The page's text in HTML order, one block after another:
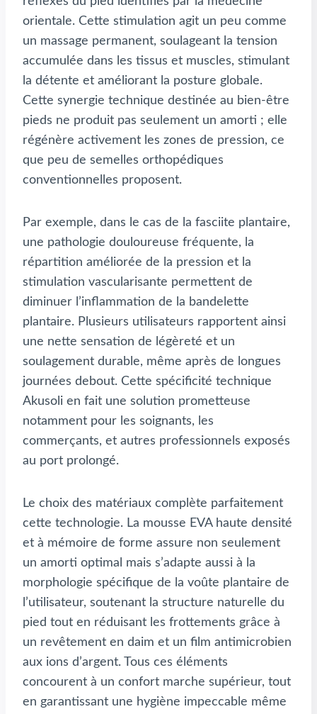
orientale. Cette stimulation agit un peu comme
un massage permanent, soulageant la tension
accumulée dans les tissus et muscles, stimulant
la détente et améliorant la posture globale.
Cette synergie technique destinée au bien-être
pieds ne produit pas seulement un amorti ; elle
régénère activement les zones de pression, ce
que peu de semelles orthopédiques
conventionnelles proposent.
Par exemple, dans le cas de la fasciite plantaire,
une pathologie douloureuse fréquente, la
répartition améliorée de la pression et la
stimulation vascularisante permettent de
diminuer l’inflammation de la bandelette
plantaire. Plusieurs utilisateurs rapportent ainsi
une nette sensation de légèreté et un
soulagement durable, même après de longues
journées debout. Cette spécificité technique
Akusoli en fait une solution prometteuse
notamment pour les soignants, les
commerçants, et autres professionnels exposés
au port prolongé.
Le choix des matériaux complète parfaitement
cette technologie. La mousse EVA haute densité
et à mémoire de forme assure non seulement
un amorti optimal mais s’adapte aussi à la
morphologie spécifique de la voûte plantaire de
l’utilisateur, soutenant la structure naturelle du
pied tout en réduisant les frottements grâce à
un revêtement en daim et un film antimicrobien
aux ions d’argent. Tous ces éléments
concourent à un confort marche supérieur, tout
en garantissant une hygiène impeccable même